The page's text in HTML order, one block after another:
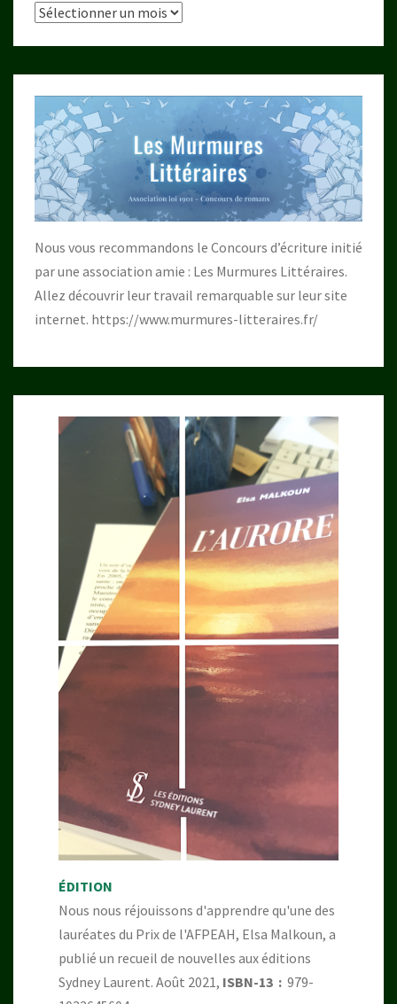
Archives
Nous vous recommandons le Concours d’écriture initié
par une association amie : Les Murmures Littéraires.
Allez découvrir leur travail remarquable sur leur site
internet. https://www.murmures-litteraires.fr/
ÉDITION
Nous nous réjouissons d'apprendre qu'une des
lauréates du Prix de l'AFPEAH, Elsa Malkoun, a
publié un recueil de nouvelles aux éditions
Sydney Laurent. Août 2021,
ISBN-13 ‏ : ‎ 979-